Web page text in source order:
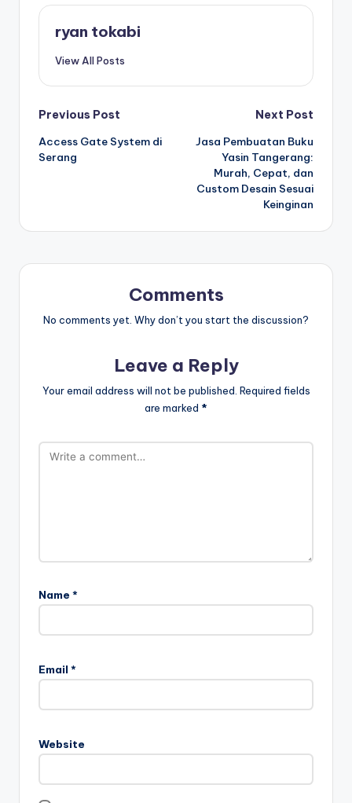
ryan tokabi
View All Posts
Post
navigation
Previous Post
Access Gate System di
Serang
Next Post
Jasa Pembuatan Buku
Yasin Tangerang:
Murah, Cepat, dan
Custom Desain Sesuai
Keinginan
Comments
No comments yet. Why don’t you start the discussion?
Leave a Reply
Your email address will not be published. Required fields
are marked *
Name *
Email *
Website